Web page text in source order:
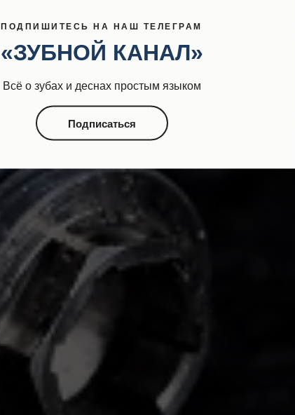
ПОДПИШИТЕСЬ НА НАШ ТЕЛЕГРАМ
«ЗУБНОЙ КАНАЛ»
Всё о зубах и деснах простым языком
Подписаться